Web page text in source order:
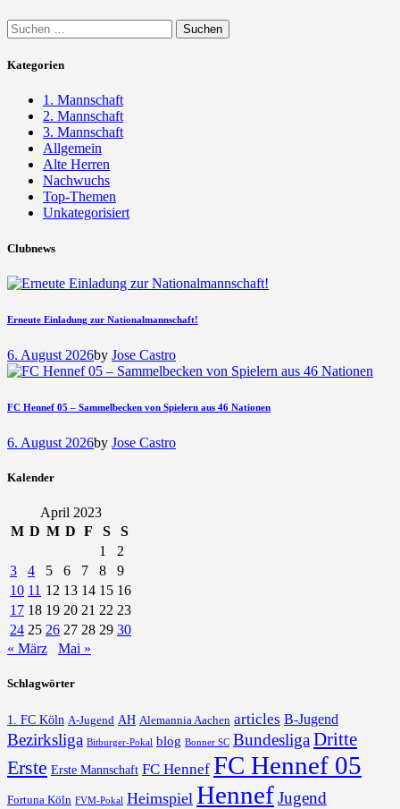
Suchen
nach:
Kategorien
1. Mannschaft
2. Mannschaft
3. Mannschaft
Allgemein
Alte Herren
Nachwuchs
Top-Themen
Unkategorisiert
Clubnews
Erneute Einladung zur Nationalmannschaft!
6. August 2026by Jose Castro
FC Hennef 05 – Sammelbecken von Spielern aus 46 Nationen
6. August 2026by Jose Castro
Kalender
April 2023
M D M D F S
S
1
2
3
4 5 6 7 8
9
10 11 12 13 14 15 16
17 18 19 20 21 22 23
24 25 26 27 28 29 30
« März
Mai »
Schlagwörter
1. FC Köln A-Jugend AH Alemannia Aachen articles B-Jugend
Bezirksliga Bitburger-Pokal blog Bonner SC BundesligaDritte
Erste Erste Mannschaft FC Hennef FC Hennef 05
Fortuna Köln FVM-Pokal Heimspiel HennefJugend